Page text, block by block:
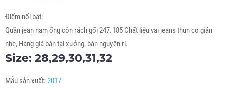
Điểm nổi bật:
Quần jean nam ống côn rách gối 247.185 Chất liệu vải jeans thun co giản
nhẹ, Hàng giá bán tại xưởng, bán nguyên ri.
Size: 28,29,30,31,32
Mẫu sản xuất: 2017